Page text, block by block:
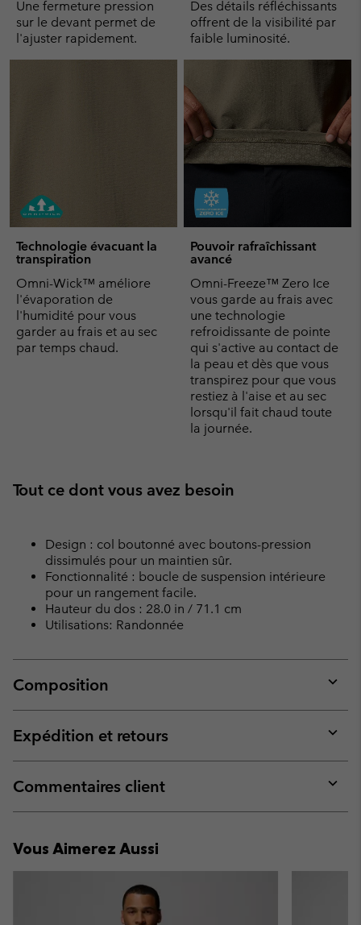
Une fermeture pression
sur le devant permet de
l'ajuster rapidement.
Des détails réfléchissants
offrent de la visibilité par
faible luminosité.
Technologie évacuant la
transpiration
Omni-Wick™ améliore
l'évaporation de
l'humidité pour vous
garder au frais et au sec
par temps chaud.
Pouvoir rafraîchissant
avancé
Omni-Freeze™ Zero Ice
vous garde au frais avec
une technologie
refroidissante de pointe
qui s'active au contact de
la peau et dès que vous
transpirez pour que vous
restiez à l'aise et au sec
lorsqu'il fait chaud toute
la journée.
Tout ce dont vous avez besoin
Design : col boutonné avec boutons-pression
dissimulés pour un maintien sûr.
Fonctionnalité : boucle de suspension intérieure
pour un rangement facile.
Hauteur du dos : 28.0 in / 71.1 cm
Utilisations: Randonnée
Composition
or
Expédition et retours
or
Commentaires client
or
Vous Aimerez Aussi